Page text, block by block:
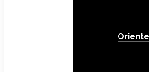
Oriente